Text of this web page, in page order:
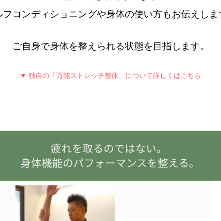
フコンディショニングや身体の使い方もお伝えしま
ご自身で身体を整えられる状態を目指します。
▼ 独自の「万能ストレッチ整体」について詳しくはこちら